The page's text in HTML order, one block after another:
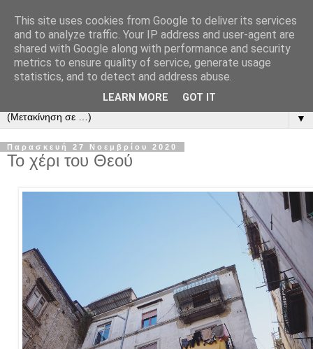
▼
Παρασκευή 27 Νοεμβρίου 2020
Το χέρι του Θεού
This site uses cookies from Google to deliver its services
and to analyze traffic. Your IP address and user-agent are
shared with Google along with performance and security
metrics to ensure quality of service, generate usage
statistics, and to detect and address abuse.
LEARN MORE GOT IT